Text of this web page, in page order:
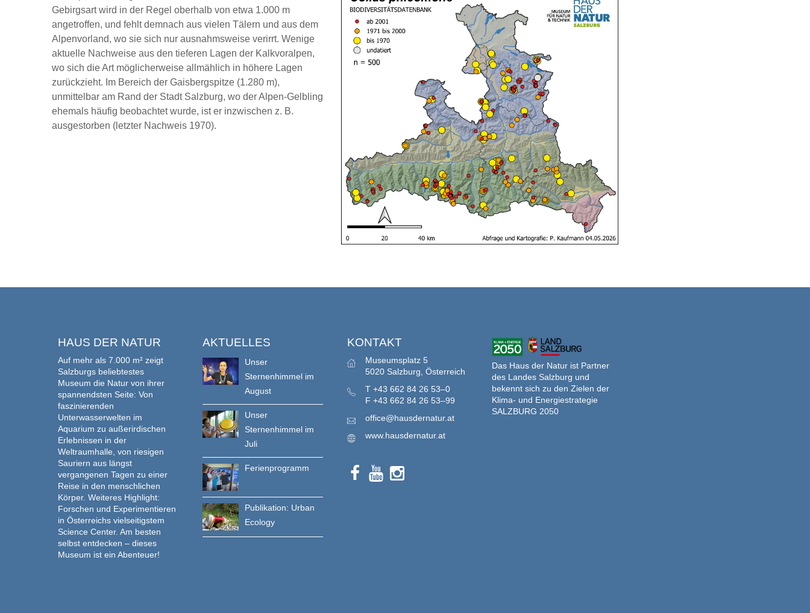
Gebirgsart wird in der Regel oberhalb von etwa 1.000 m
angetroffen, und fehlt demnach aus vielen Tälern und aus dem
Alpenvorland, wo sie sich nur ausnahmsweise verirrt. Wenige
aktuelle Nachweise aus den tieferen Lagen der Kalkvoralpen,
wo sich die Art möglicherweise allmählich in höhere Lagen
zurückzieht. Im Bereich der Gaisbergspitze (1.280 m),
unmittelbar am Rand der Stadt Salzburg, wo der Alpen-Gelbling
ehemals häufig beobachtet wurde, ist er inzwischen z. B.
ausgestorben (letzter Nachweis 1970).
HAUS DER NATUR
Auf mehr als 7.000 m² zeigt
Salzburgs beliebtestes
Museum die Natur von ihrer
spannendsten Seite: Von
faszinierenden
Unterwasserwelten im
Aquarium zu außerirdischen
Erlebnissen in der
Weltraumhalle, von riesigen
Sauriern aus längst
vergangenen Tagen zu einer
Reise in den menschlichen
Körper. Weiteres Highlight:
Forschen und Experimentieren
in Österreichs vielseitigstem
Science Center. Am besten
selbst entdecken – dieses
Museum ist ein Abenteuer!
AKTUELLES
Unser
Sternenhimmel im
August
Unser
Sternenhimmel im
Juli
Ferienprogramm
Publikation: Urban
Ecology
KONTAKT
Museumsplatz 5
5020 Salzburg, Österreich
T +43 662 84 26 53–0
F +43 662 84 26 53–99
office@hausdernatur.at
www.hausdernatur.at
Das Haus der Natur ist Partner
des Landes Salzburg und
bekennt sich zu den Zielen der
Klima- und Energiestrategie
SALZBURG 2050